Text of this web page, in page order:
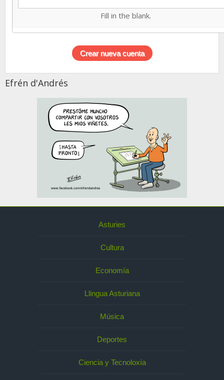
Fill in the blank.
Efrén d'Andrés
Asturies
Cultura
Economía
Llingua Asturiana
Música
Deportes
Ciencia y Tecnoloxía